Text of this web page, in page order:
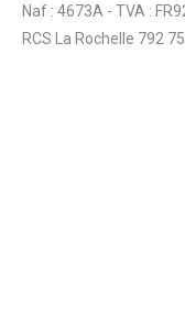
Naf : 4673A - TVA :
RCS La Rochelle 792